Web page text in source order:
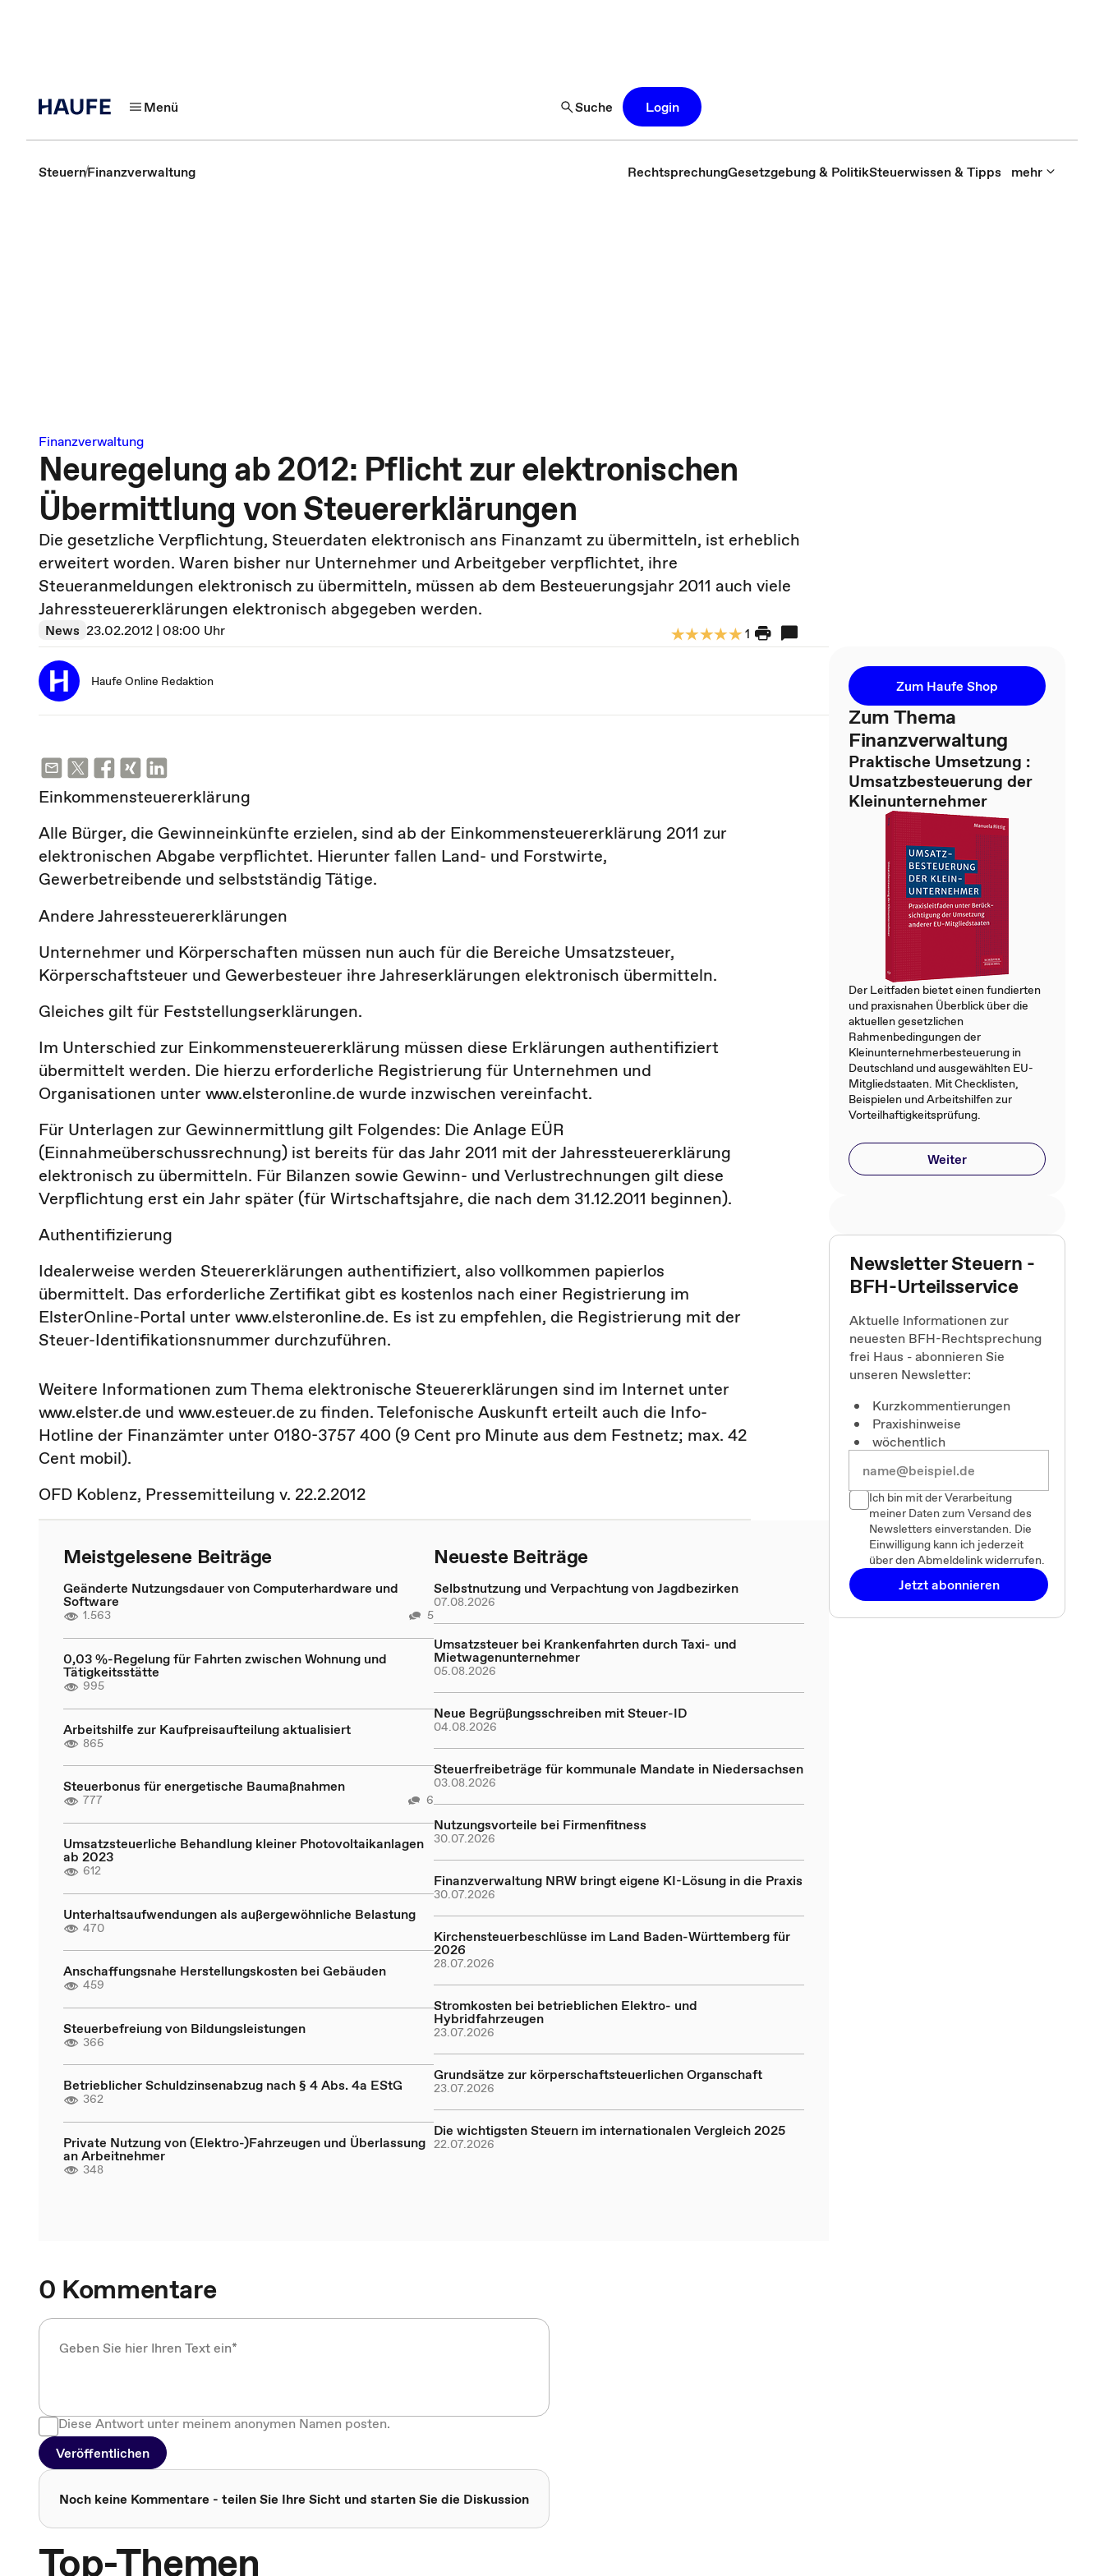
Menü Suche Login
SteuernFinanzverwaltung RechtsprechungGesetzgebung & PolitikSteuerwissen & Tipps mehr
Finanzverwaltung
Neuregelung ab 2012: Pflicht zur elektronischen
Übermittlung von Steuererklärungen
Die gesetzliche Verpflichtung, Steuerdaten elektronisch ans Finanzamt zu übermitteln, ist erheblich
erweitert worden. Waren bisher nur Unternehmer und Arbeitgeber verpflichtet, ihre
Steueranmeldungen elektronisch zu übermitteln, müssen ab dem Besteuerungsjahr 2011 auch viele
Jahressteuererklärungen elektronisch abgegeben werden.
News 23.02.2012 | 08:00 Uhr 1
Haufe Online Redaktion
Einkommensteuererklärung
Alle Bürger, die Gewinneinkünfte erzielen, sind ab der Einkommensteuererklärung 2011 zur
elektronischen Abgabe verpflichtet. Hierunter fallen Land- und Forstwirte,
Gewerbetreibende und selbstständig Tätige.
Andere Jahressteuererklärungen
Unternehmer und Körperschaften müssen nun auch für die Bereiche Umsatzsteuer,
Körperschaftsteuer und Gewerbesteuer ihre Jahreserklärungen elektronisch übermitteln.
Gleiches gilt für Feststellungserklärungen.
Im Unterschied zur Einkommensteuererklärung müssen diese Erklärungen authentifiziert
übermittelt werden. Die hierzu erforderliche Registrierung für Unternehmen und
Organisationen unter www.elsteronline.de wurde inzwischen vereinfacht.
Für Unterlagen zur Gewinnermittlung gilt Folgendes: Die Anlage EÜR
(Einnahmeüberschussrechnung) ist bereits für das Jahr 2011 mit der Jahressteuererklärung
elektronisch zu übermitteln. Für Bilanzen sowie Gewinn- und Verlustrechnungen gilt diese
Verpflichtung erst ein Jahr später (für Wirtschaftsjahre, die nach dem 31.12.2011 beginnen).
Authentifizierung
Idealerweise werden Steuererklärungen authentifiziert, also vollkommen papierlos
übermittelt. Das erforderliche Zertifikat gibt es kostenlos nach einer Registrierung im
ElsterOnline-Portal unter www.elsteronline.de. Es ist zu empfehlen, die Registrierung mit der
Steuer-Identifikationsnummer durchzuführen.
Weitere Informationen zum Thema elektronische Steuererklärungen sind im Internet unter
www.elster.de und www.esteuer.de zu finden. Telefonische Auskunft erteilt auch die Info-
Hotline der Finanzämter unter 0180-3757 400 (9 Cent pro Minute aus dem Festnetz; max. 42
Cent mobil).
OFD Koblenz, Pressemitteilung v. 22.2.2012
Meistgelesene Beiträge
Geänderte Nutzungsdauer von Computerhardware und
Software
1.563 5
0,03 %-Regelung für Fahrten zwischen Wohnung und
Tätigkeitsstätte
995
Arbeitshilfe zur Kaufpreisaufteilung aktualisiert
865
Steuerbonus für energetische Baumaßnahmen
777 6
Umsatzsteuerliche Behandlung kleiner Photovoltaikanlagen
ab 2023
612
Unterhaltsaufwendungen als außergewöhnliche Belastung
470
Anschaffungsnahe Herstellungskosten bei Gebäuden
459
Steuerbefreiung von Bildungsleistungen
366
Betrieblicher Schuldzinsenabzug nach § 4 Abs. 4a EStG
362
Private Nutzung von (Elektro-)Fahrzeugen und Überlassung
an Arbeitnehmer
348
Neueste Beiträge
Selbstnutzung und Verpachtung von Jagdbezirken
07.08.2026
Umsatzsteuer bei Krankenfahrten durch Taxi- und
Mietwagenunternehmer
05.08.2026
Neue Begrüßungsschreiben mit Steuer-ID
04.08.2026
Steuerfreibeträge für kommunale Mandate in Niedersachsen
03.08.2026
Nutzungsvorteile bei Firmenfitness
30.07.2026
Finanzverwaltung NRW bringt eigene KI-Lösung in die Praxis
30.07.2026
Kirchensteuerbeschlüsse im Land Baden-Württemberg für
2026
28.07.2026
Stromkosten bei betrieblichen Elektro- und
Hybridfahrzeugen
23.07.2026
Grundsätze zur körperschaftsteuerlichen Organschaft
23.07.2026
Die wichtigsten Steuern im internationalen Vergleich 2025
22.07.2026
0 Kommentare
Diese Antwort unter meinem anonymen Namen posten.
Veröffentlichen
Noch keine Kommentare - teilen Sie Ihre Sicht und starten Sie die Diskussion
Top-Themen
Zum Haufe Shop
Zum Thema
Finanzverwaltung
Praktische Umsetzung :
Umsatzbesteuerung der
Kleinunternehmer
Der Leitfaden bietet einen fundierten
und praxisnahen Überblick über die
aktuellen gesetzlichen
Rahmenbedingungen der
Kleinunternehmerbesteuerung in
Deutschland und ausgewählten EU-
Mitgliedstaaten. Mit Checklisten,
Beispielen und Arbeitshilfen zur
Vorteilhaftigkeitsprüfung.
Weiter
Newsletter Steuern -
BFH-Urteilsservice
Aktuelle Informationen zur
neuesten BFH-Rechtsprechung
frei Haus - abonnieren Sie
unseren Newsletter:
Kurzkommentierungen
Praxishinweise
wöchentlich
Ich bin mit der Verarbeitung
meiner Daten zum Versand des
Newsletters einverstanden. Die
Einwilligung kann ich jederzeit
über den Abmeldelink widerrufen.
Jetzt abonnieren